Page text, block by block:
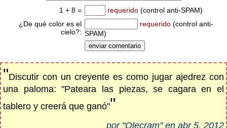
1 + 8 = requerido (control anti-SPAM)
¿De qué color es el
cielo?:
requerido (control anti-
SPAM)
"Discutir con un creyente es como jugar ajedrez con
una paloma: "Pateara las piezas, se cagara en el
tablero y creerá que ganó""
por "Olecram" en abr 5, 2012